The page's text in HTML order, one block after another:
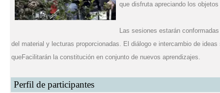
que disfruta apreciando los
Las sesiones estarán
del material y lecturas proporcionadas. El diálogo e intercambio de
queFacilitarán la constitución en conjunto de nuevos aprendizajes.
Perfil de participantes